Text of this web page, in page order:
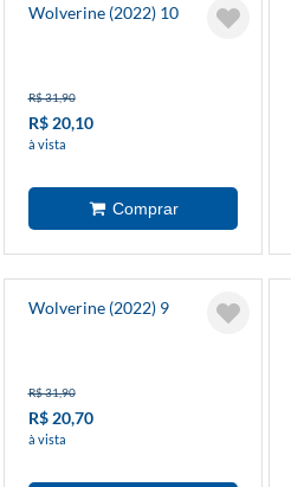
Wolverine (2022) 10
R$ 31,90
R$ 20,10
à vista
Wolverine (2022) 9
R$ 31,90
R$ 20,70
à vista